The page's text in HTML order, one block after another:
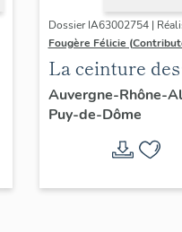
Dossier IA63002754 |
Fougère Félicie
La ceinture des
boulevards de
Clermont-
Auvergne-Rhône-
Puy-de-Dôme